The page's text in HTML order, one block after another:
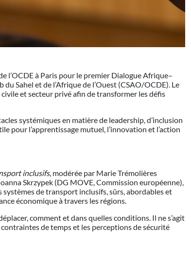
l’OCDE à Paris pour le premier Dialogue Afrique–
Sahel et de l’Afrique de l’Ouest (CSAO/OCDE). Le
et secteur privé afin de transformer les défis
systémiques en matière de leadership, d’inclusion
pour l’apprentissage mutuel, l’innovation et l’action
inclusifs, modérée par Marie Trémolières
Skrzypek (DG MOVE, Commission européenne),
de transport inclusifs, sûrs, abordables et
économique à travers les régions.
comment et dans quelles conditions. Il ne s’agit
de temps et les perceptions de sécurité